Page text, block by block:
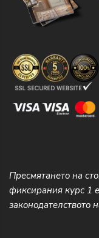
Пресмятането на
фиксирания курс 1
законодателството